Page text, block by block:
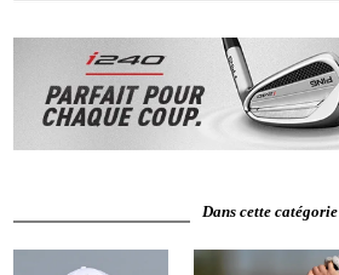
Dans cette catégorie